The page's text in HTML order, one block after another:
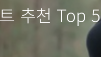
추천 Top 5